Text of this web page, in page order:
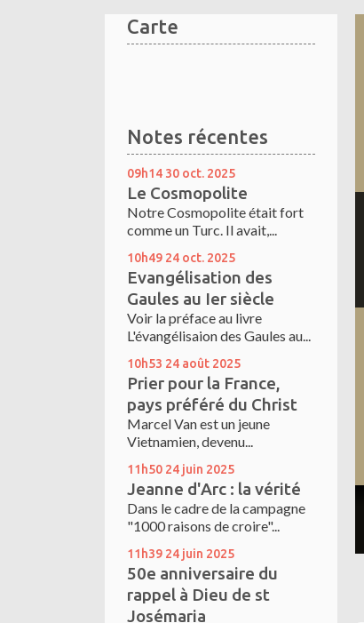
Carte
Notes récentes
09h14 30 oct. 2025
Le Cosmopolite
Notre Cosmopolite était fort
comme un Turc. Il avait,...
10h49 24 oct. 2025
Evangélisation des
Gaules au Ier siècle
Voir la préface au livre
L'évangélisaion des Gaules au...
10h53 24 août 2025
Prier pour la France,
pays préféré du Christ
Marcel Van est un jeune
Vietnamien, devenu...
11h50 24 juin 2025
Jeanne d'Arc : la vérité
Dans le cadre de la campagne
"1000 raisons de croire"...
11h39 24 juin 2025
50e anniversaire du
rappel à Dieu de st
Josémaria